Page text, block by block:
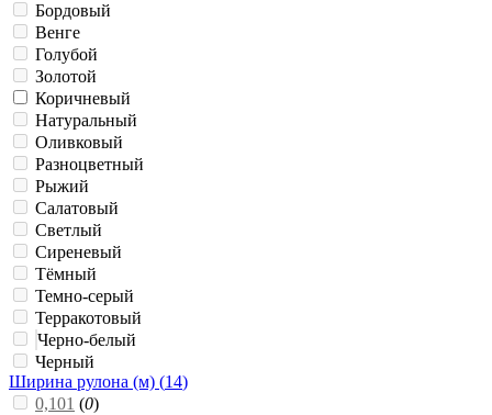
Бордовый
Венге
Голубой
Золотой
Коричневый
Натуральный
Оливковый
Разноцветный
Рыжий
Салатовый
Светлый
Сиреневый
Тёмный
Темно-серый
Терракотовый
Черно-белый
Черный
Ширина рулона (м) (14)
0,101 (0)